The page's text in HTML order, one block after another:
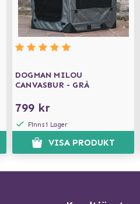
DOGMAN MILOU
CANVASBUR - GRÅ
799 kr
Finns i Lager
VISA PRODUKT